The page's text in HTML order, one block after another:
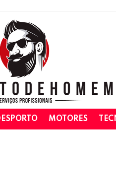
MOTORES